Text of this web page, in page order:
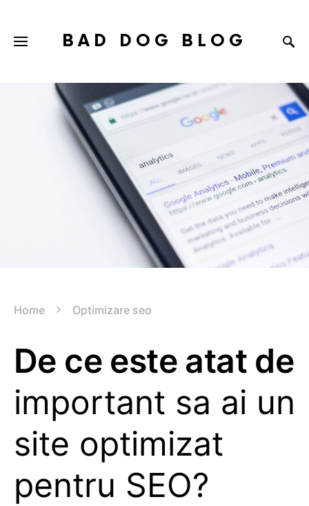
BAD DOG BLOG
Home Optimizare seo
De ce este atat de
important sa ai un
site optimizat
pentru SEO?